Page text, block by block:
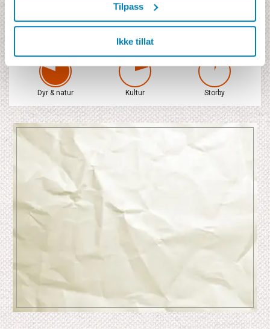
Tilpass
Ikke tillat
Alle nasjonalparksavgifter p.t. 567 USD
Skandinavisktalende Jamboguide. Guiden fordeler tiden mellom 2
safarijeeper.
Dyr & natur Kultur Storby